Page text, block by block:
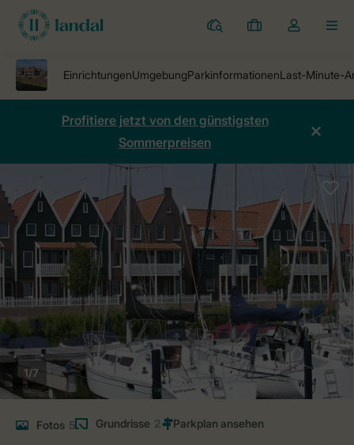
Ferienparks
Meine
Dropdown-
öffnen
Profitiere jetzt von den günstigsten
Sommerpreisen
1/7
Fotos 5 Grundrisse 2